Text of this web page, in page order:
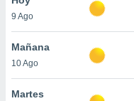
y
en
más
9 Ago
Mañana
10 Ago
Martes